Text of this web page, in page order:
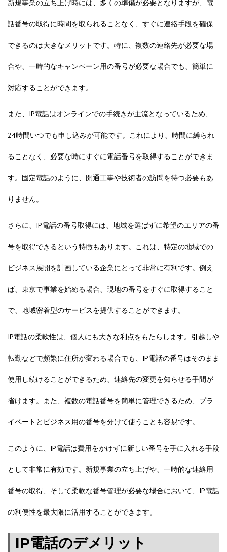
新規事業の立ち上げ時には、多くの準備が必要となりますが、電
話番号の取得に時間を取られることなく、すぐに連絡手段を確保
できるのは大きなメリットです。特に、複数の連絡先が必要な場
合や、一時的なキャンペーン用の番号が必要な場合でも、簡単に
対応することができます。
また、IP電話はオンラインでの手続きが主流となっているため、
24時間いつでも申し込みが可能です。これにより、時間に縛られ
ることなく、必要な時にすぐに電話番号を取得することができま
す。固定電話のように、開通工事や技術者の訪問を待つ必要もあ
りません。
さらに、IP電話の番号取得には、地域を選ばずに希望のエリアの番
号を取得できるという特徴もあります。これは、特定の地域での
ビジネス展開を計画している企業にとって非常に有利です。例え
ば、東京で事業を始める場合、現地の番号をすぐに取得すること
で、地域密着型のサービスを提供することができます。
IP電話の柔軟性は、個人にも大きな利点をもたらします。引越しや
転勤などで頻繁に住所が変わる場合でも、IP電話の番号はそのまま
使用し続けることができるため、連絡先の変更を知らせる手間が
省けます。また、複数の電話番号を簡単に管理できるため、プラ
イベートとビジネス用の番号を分けて使うことも容易です。
このように、IP電話は費用をかけずに新しい番号を手に入れる手段
として非常に有効です。新規事業の立ち上げや、一時的な連絡用
番号の取得、そして柔軟な番号管理が必要な場合において、IP電話
の利便性を最大限に活用することができます。
IP電話のデメリット